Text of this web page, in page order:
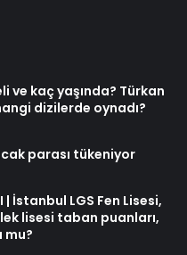
ve kaç yaşında? Türkan
dizilerde oynadı?
parası tükeniyor
| İstanbul LGS Fen Lisesi,
lisesi taban puanları,
mu?